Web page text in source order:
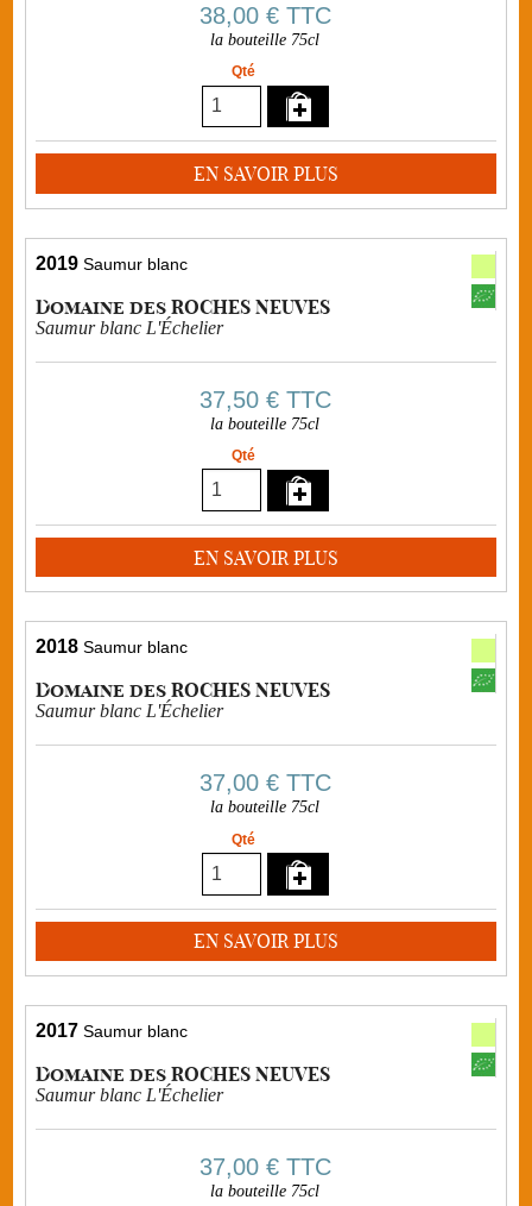
38,00 €TTC
la bouteille 75cl
Qté
EN SAVOIR PLUS
2019 Saumur blanc
Domaine des ROCHES NEUVES
Saumur blanc L'Échelier
37,50 €TTC
la bouteille 75cl
Qté
EN SAVOIR PLUS
2018 Saumur blanc
Domaine des ROCHES NEUVES
Saumur blanc L'Échelier
37,00 €TTC
la bouteille 75cl
Qté
EN SAVOIR PLUS
2017 Saumur blanc
Domaine des ROCHES NEUVES
Saumur blanc L'Échelier
37,00 €TTC
la bouteille 75cl